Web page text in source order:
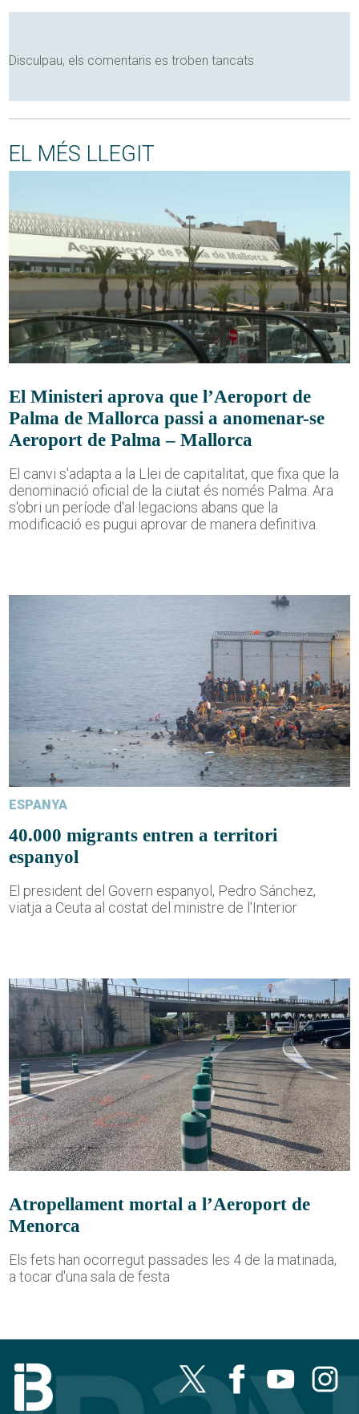
Disculpau, els comentaris es troben tancats
EL MÉS LLEGIT
El Ministeri aprova que l’Aeroport de
Palma de Mallorca passi a anomenar-se
Aeroport de Palma – Mallorca
El canvi s'adapta a la Llei de capitalitat, que fixa que la
denominació oficial de la ciutat és només Palma. Ara
s'obri un període d'al·legacions abans que la
modificació es pugui aprovar de manera definitiva.
ESPANYA
40.000 migrants entren a territori
espanyol
El president del Govern espanyol, Pedro Sánchez,
viatja a Ceuta al costat del ministre de l'Interior
Atropellament mortal a l’Aeroport de
Menorca
Els fets han ocorregut passades les 4 de la matinada,
a tocar d'una sala de festa